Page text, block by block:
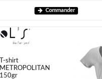
Commander
T-shirt
METROPOLITAN
150gr